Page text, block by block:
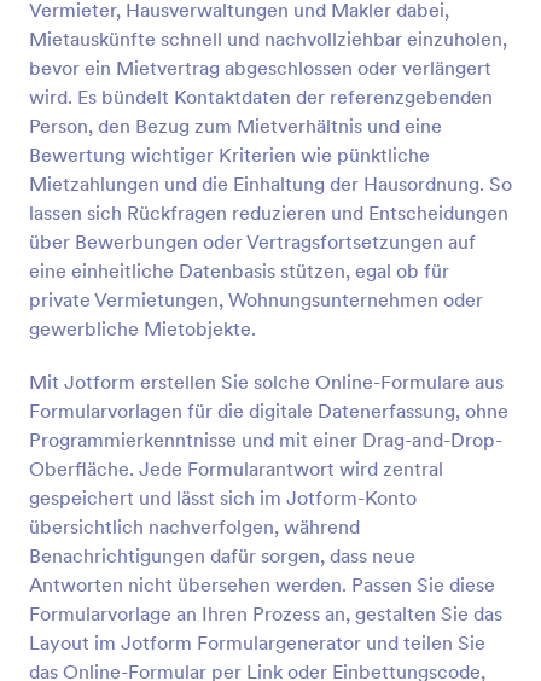
Vermieter, Hausverwaltungen und Makler dabei,
Mietauskünfte schnell und nachvollziehbar einzuholen,
bevor ein Mietvertrag abgeschlossen oder verlängert
wird. Es bündelt Kontaktdaten der referenzgebenden
Person, den Bezug zum Mietverhältnis und eine
Bewertung wichtiger Kriterien wie pünktliche
Mietzahlungen und die Einhaltung der Hausordnung. So
lassen sich Rückfragen reduzieren und Entscheidungen
über Bewerbungen oder Vertragsfortsetzungen auf
eine einheitliche Datenbasis stützen, egal ob für
private Vermietungen, Wohnungsunternehmen oder
gewerbliche Mietobjekte.
Mit Jotform erstellen Sie solche Online-Formulare aus
Formularvorlagen für die digitale Datenerfassung, ohne
Programmierkenntnisse und mit einer Drag-and-Drop-
Oberfläche. Jede Formularantwort wird zentral
gespeichert und lässt sich im Jotform-Konto
übersichtlich nachverfolgen, während
Benachrichtigungen dafür sorgen, dass neue
Antworten nicht übersehen werden. Passen Sie diese
Formularvorlage an Ihren Prozess an, gestalten Sie das
Layout im Jotform Formulargenerator und teilen Sie
das Online-Formular per Link oder Einbettungscode,
Vorschau
Mietreferenzanfrage Formular
Sammeln Sie mit dem Mietreferenzanfrage-
Formular Rückmeldungen früherer Vermieter zur
Vermietbarkeit von Interessenten und organisieren